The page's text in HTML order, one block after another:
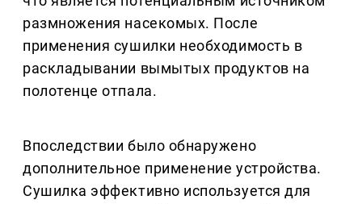
размножения насекомых. После
применения сушилки необходимость в
раскладывании вымытых продуктов на
полотенце отпала.
Впоследствии было обнаружено
дополнительное применение устройства.
Сушилка эффективно используется для